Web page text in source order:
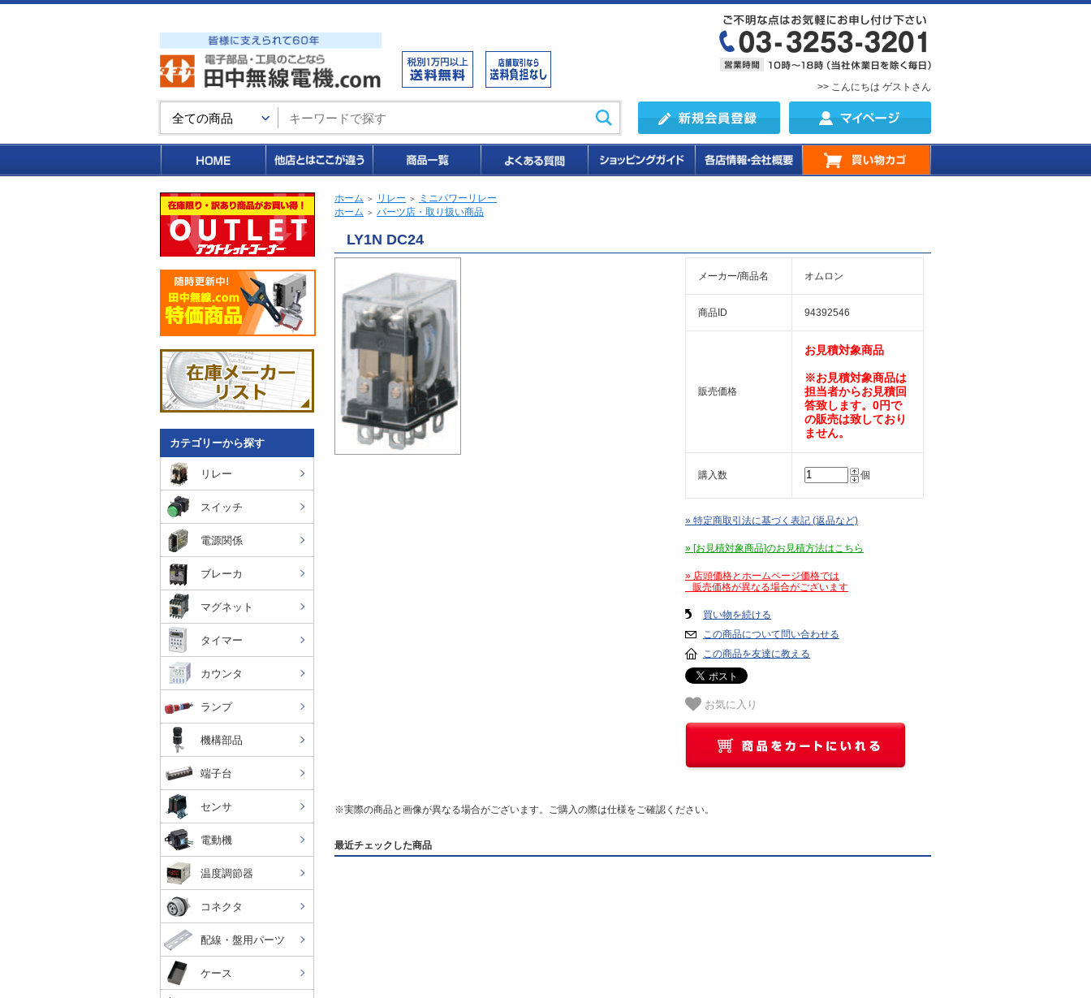
>> こんにちは ゲストさん
ホーム ＞ リレー ＞
ミニパワーリレー
ホーム ＞ パーツ店・取り扱い商品
LY1N DC24
メーカー/商品名 オムロン
商品ID 94392546
販売価格
お見積対象商品
※お見積対象商品は
担当者からお見積回
答致します。0円で
の販売は致しており
ません。
購入数 個
» 特定商取引法に基づく表記 (返品など)
» [お見積対象商品]のお見積方法はこちら
» 店頭価格とホームページ価格では
販売価格が異なる場合がございます
買い物を続ける
この商品について問い合わせる
この商品を友達に教える
お気に入り
※実際の商品と画像が異なる場合がございます。ご購入の際は仕様をご確認ください。
最近チェックした商品
カテゴリーから探す
リレー
スイッチ
電源関係
ブレーカ
マグネット
タイマー
カウンタ
ランプ
機構部品
端子台
センサ
電動機
温度調節器
コネクタ
配線・盤用パーツ
ケース